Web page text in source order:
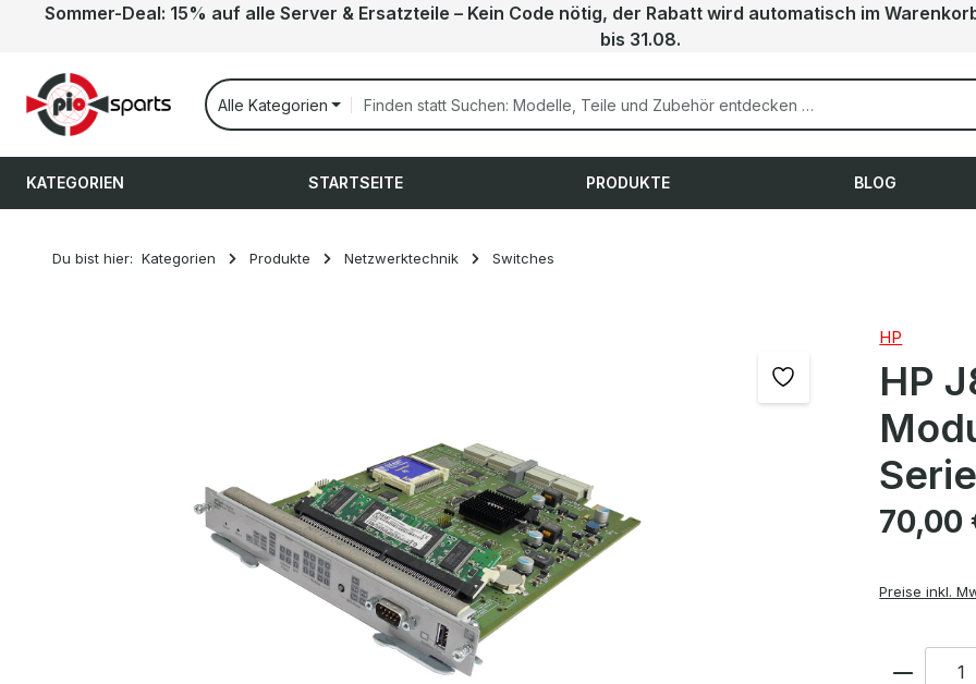
Hauptinhalt springen
Zur Suche springen
Zur Hauptnavigation springen
Sommer-Deal: 15% auf alle Server & Ersatzteile – Kein Code nötig, der Rabatt wird automatisch im
bis 31.08.
Alle Kategorien
KATEGORIEN STARTSEITE PRODUKTE BLOG
Du bist hier: Kategorien Produkte Netzwerktechnik Switches
HP
HP
Regulärer
70,00
Preise inkl.
Anzahl